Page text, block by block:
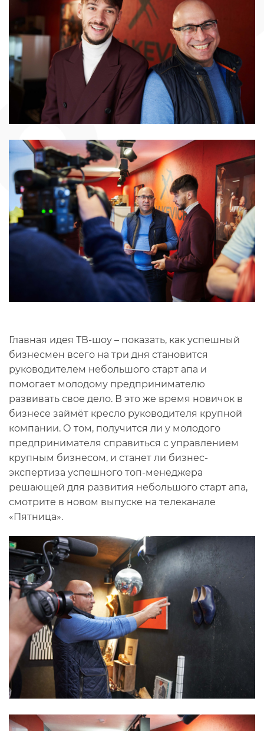
Главная идея ТВ-шоу – показать, как успешный
бизнесмен всего на три дня становится
руководителем небольшого старт апа и
помогает молодому предпринимателю
развивать свое дело. В это же время новичок в
бизнесе займёт кресло руководителя крупной
компании. О том, получится ли у молодого
предпринимателя справиться с управлением
крупным бизнесом, и станет ли бизнес-
экспертиза успешного топ-менеджера
решающей для развития небольшого старт апа,
смотрите в новом выпуске на телеканале
«Пятница».